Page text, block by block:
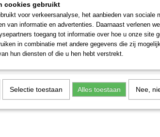
stuks.
en moffen zijn niet combineerbaar met de vroegere
ten dele in voeringen van de vroegere uitvoering
regelapparaten en decoders in het Märklin
cookies gebruikt
voor verkeersanalyse, het aanbieden van sociale
van informatie en advertenties. Daarnaast verlenen
toegang tot informatie over hoe u onze site
in combinatie met andere gegevens die zij
hun diensten of die u hen hebt verstrekt.
Selectie toestaan Alles toestaan Nee,